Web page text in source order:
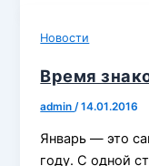
Новости
Время
admin/14.01.2016
Январь — это
году. С одной